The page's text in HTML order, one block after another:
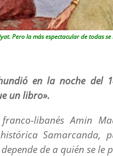
Pero la más espectacular de todas
en la noche del
un libro».
libanés Amin
Samarcanda,
de a quién se le